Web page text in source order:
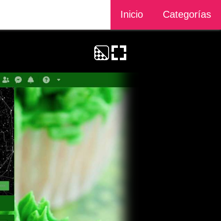
Inicio Categorías